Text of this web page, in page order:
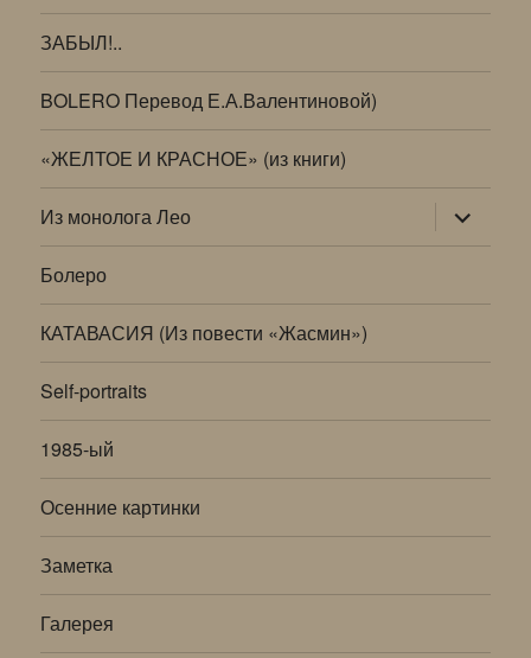
ЗАБЫЛ!..
BOLERO Перевод Е.А.Валентиновой)
«ЖЕЛТОЕ И КРАСНОЕ» (из книги)
Из монолога Лео раскрыть
дочернее
меню
Болеро
КАТАВАСИЯ (Из повести «Жасмин»)
Self-portraits
1985-ый
Осенние картинки
Заметка
Галерея